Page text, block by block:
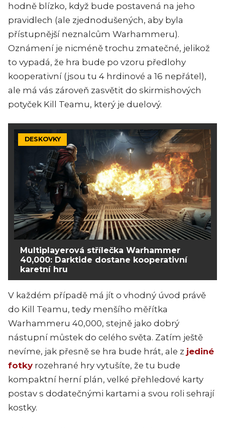
hodně blízko, když bude postavená na jeho
pravidlech (ale zjednodušených, aby byla
přístupnější neznalcům Warhammeru).
Oznámení je nicméně trochu zmatečné, jelikož
to vypadá, že hra bude po vzoru předlohy
kooperativní (jsou tu 4 hrdinové a 16 nepřátel),
ale má vás zároveň zasvětit do skirmishových
potyček Kill Teamu, který je duelový.
DESKOVKY
Multiplayerová střílečka Warhammer
40,000: Darktide dostane kooperativní
karetní hru
V každém případě má jít o vhodný úvod právě
do Kill Teamu, tedy menšího měřítka
Warhammeru 40,000, stejně jako dobrý
nástupní můstek do celého světa. Zatím ještě
nevíme, jak přesně se hra bude hrát, ale z jediné
fotky rozehrané hry vytušíte, že tu bude
kompaktní herní plán, velké přehledové karty
postav s dodatečnými kartami a svou roli sehrají
kostky.